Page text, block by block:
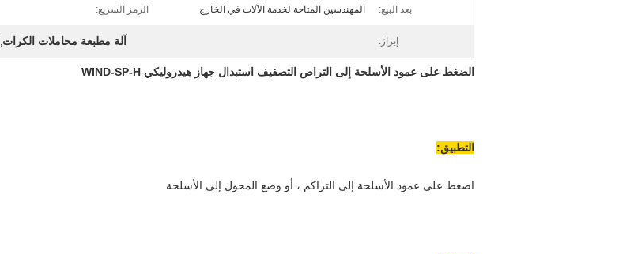
بعد البيع: المهندسين المتاحة لخدمة الآلات في الخارج الرمز السريع:
إبراز: آلة مطبعة محاملات الكرات,
الضغط على عمود الأسلحة إلى التراص التصفيف استبدال جهاز هيدروليكي WIND-SP-H
التطبيق:
اضغط على عمود الأسلحة إلى التراكم ، أو وضع المحول إلى الأسلحة